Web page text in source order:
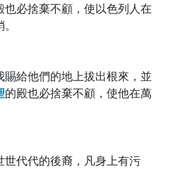
也必捨棄不顧，使以色列人在
給他們的地上拔出根來，並
的殿也必捨棄不顧，使他在萬
代代的後裔，凡身上有污